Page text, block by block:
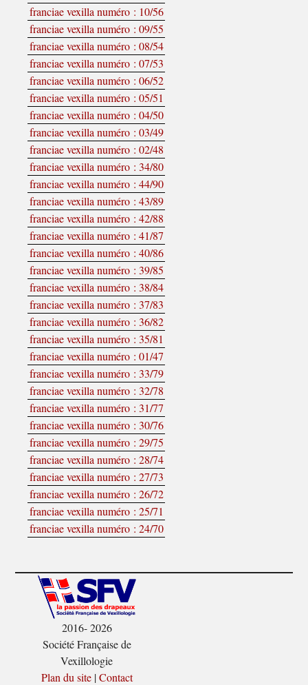
franciae vexilla numéro : 10/56
franciae vexilla numéro : 09/55
franciae vexilla numéro : 08/54
franciae vexilla numéro : 07/53
franciae vexilla numéro : 06/52
franciae vexilla numéro : 05/51
franciae vexilla numéro : 04/50
franciae vexilla numéro : 03/49
franciae vexilla numéro : 02/48
franciae vexilla numéro : 34/80
franciae vexilla numéro : 44/90
franciae vexilla numéro : 43/89
franciae vexilla numéro : 42/88
franciae vexilla numéro : 41/87
franciae vexilla numéro : 40/86
franciae vexilla numéro : 39/85
franciae vexilla numéro : 38/84
franciae vexilla numéro : 37/83
franciae vexilla numéro : 36/82
franciae vexilla numéro : 35/81
franciae vexilla numéro : 01/47
franciae vexilla numéro : 33/79
franciae vexilla numéro : 32/78
franciae vexilla numéro : 31/77
franciae vexilla numéro : 30/76
franciae vexilla numéro : 29/75
franciae vexilla numéro : 28/74
franciae vexilla numéro : 27/73
franciae vexilla numéro : 26/72
franciae vexilla numéro : 25/71
franciae vexilla numéro : 24/70
2016- 2026
Société Française de
Vexillologie
Plan du site|Contact